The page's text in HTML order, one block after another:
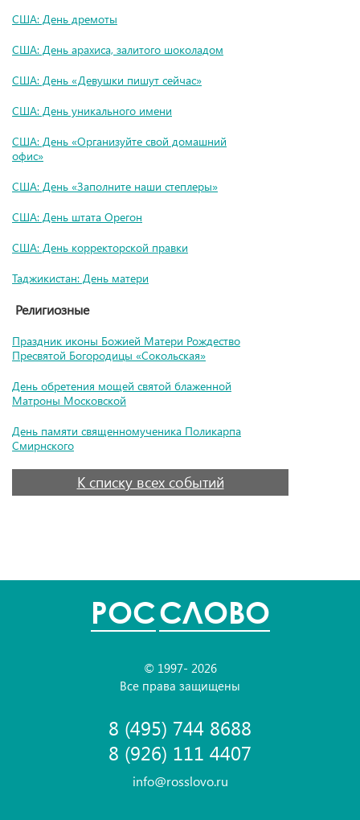
США: День дремоты
США: День арахиса, залитого шоколадом
США: День «Девушки пишут сейчас»
США: День уникального имени
США: День «Организуйте свой домашний
офис»
США: День «Заполните наши степлеры»
США: День штата Орегон
США: День корректорской правки
Таджикистан: День матери
Религиозные
Праздник иконы Божией Матери Рождество
Пресвятой Богородицы «Сокольская»
День обретения мощей святой блаженной
Матроны Московской
День памяти священномученика Поликарпа
Смирнского
К списку всех событий
POCСЛОВО
© 1997- 2026
Все права защищены
8 (495) 744 8688
8 (926) 111 4407
info@rosslovo.ru